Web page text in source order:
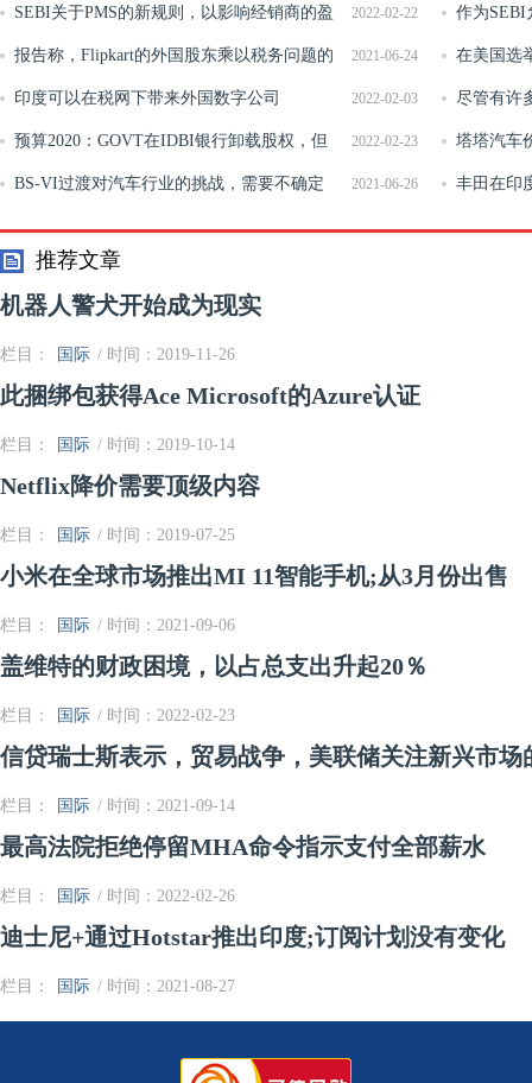
2022-02-22
SEBI关于PMS的新规则，以影响经销商的盈
利能力和收入，比如专家
作为SEBI
共同基金直
2021-06-24
报告称，Flipkart的外国股东乘以税务问题的
税务问题
在美国选
2022-02-03
印度可以在税网下带来外国数字公司 尽管有许
穆迪
2022-02-23
预算2020：GOVT在IDBI银行卸载股权，但
LIC将参加其通话，说财务SECY Rajiv Kumar
塔塔汽车
票跳超过5％
2021-06-26
BS-VI过渡对汽车行业的挑战，需要不确定
性在H2 FY20
丰田在印
万卢比开始
推荐文章
机器人警犬开始成为现实
栏目： 国际 / 时间：2019-11-26
此捆绑包获得Ace Microsoft的Azure认证
栏目： 国际 / 时间：2019-10-14
Netflix降价需要顶级内容
栏目： 国际 / 时间：2019-07-25
小米在全球市场推出MI 11智能手机;从3月份出售
栏目： 国际 / 时间：2021-09-06
盖维特的财政困境，以占总支出升起20％
栏目： 国际 / 时间：2022-02-23
信贷瑞士斯表示，贸易战争，美联储关注新兴市场
栏目： 国际 / 时间：2021-09-14
最高法院拒绝停留MHA命令指示支付全部薪水
栏目： 国际 / 时间：2022-02-26
迪士尼+通过Hotstar推出印度;订阅计划没有变化
栏目： 国际 / 时间：2021-08-27